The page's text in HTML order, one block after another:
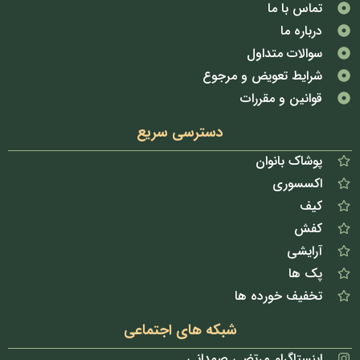
تماس با ما
درباره ما
سوالات متداول
شرایط تعویض و مرجوع
قوانین و مقررات
دسترسی سریع
پوشاک بانوان
اکسسوری
کیف
کفش
آرایشی
پک ها
تخفیف خورده ها
شبکه های اجتماعی